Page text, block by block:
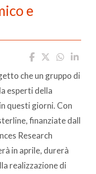
e
che un gruppo di
esperti della
questi giorni. Con
finanziate dall
Research
in aprile, durerà
realizzazione di